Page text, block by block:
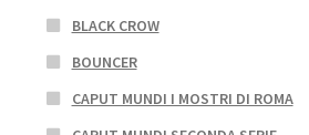
BLACK CROW
BOUNCER
CAPUT MUNDI I MOSTRI DI ROMA